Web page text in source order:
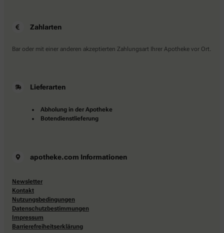
Zahlarten
Bar oder mit einer anderen akzeptierten Zahlungsart Ihrer Apotheke vor Ort.
Lieferarten
Abholung in der Apotheke
Botendienstlieferung
apotheke.com Informationen
Newsletter
Kontakt
Nutzungsbedingungen
Datenschutzbestimmungen
Impressum
Barrierefreiheitserklärung